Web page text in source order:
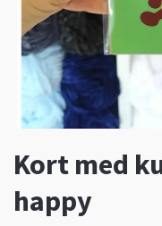
Kort med
happy